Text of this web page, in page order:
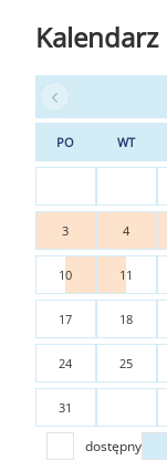
Kalendarz
PO WT
3 4
10 11
17 18
24 25
31
dostępny